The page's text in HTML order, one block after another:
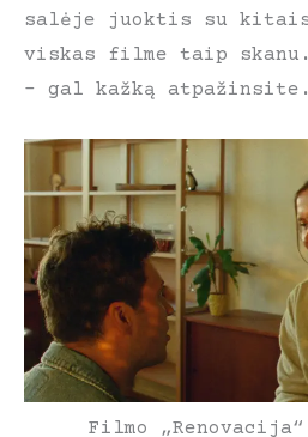
salėje juoktis su
viskas filme taip
– gal kažką
Filmo